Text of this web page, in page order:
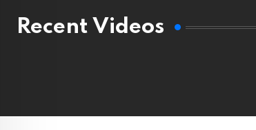
Recent Videos